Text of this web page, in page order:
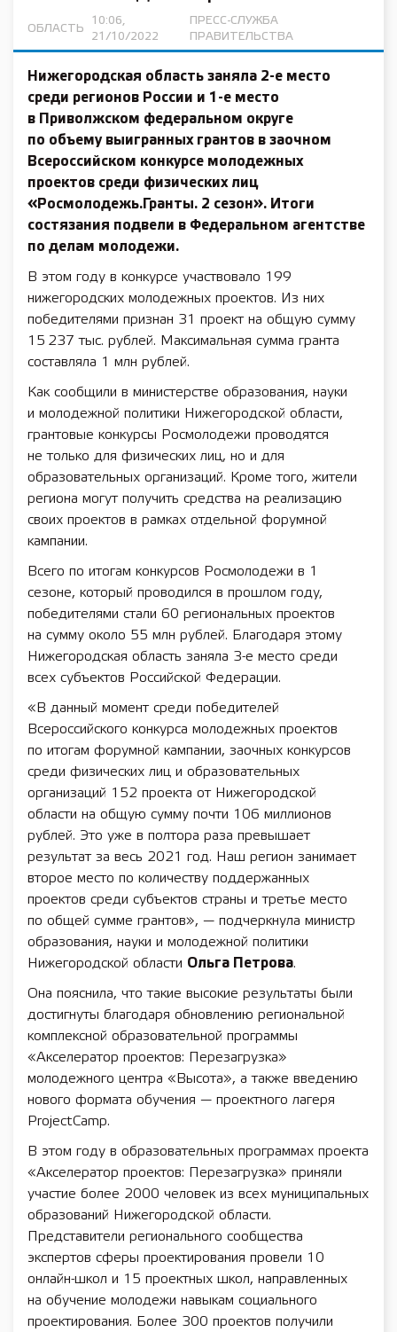
ОБЛАСТЬ
10:06,
21/10/2022
ПРЕСС-СЛУЖБА
ПРАВИТЕЛЬСТВА
Нижегородская область заняла 2-е место
среди регионов России и 1-е место
в Приволжском федеральном округе
по объему выигранных грантов в заочном
Всероссийском конкурсе молодежных
проектов среди физических лиц
«Росмолодежь.Гранты. 2 сезон». Итоги
состязания подвели в Федеральном агентстве
по делам молодежи.
В этом году в конкурсе участвовало 199
нижегородских молодежных проектов. Из них
победителями признан 31 проект на общую сумму
15 237 тыс. рублей. Максимальная сумма гранта
составляла 1 млн рублей.
Как сообщили в министерстве образования, науки
и молодежной политики Нижегородской области,
грантовые конкурсы Росмолодежи проводятся
не только для физических лиц, но и для
образовательных организаций. Кроме того, жители
региона могут получить средства на реализацию
своих проектов в рамках отдельной форумной
кампании.
Всего по итогам конкурсов Росмолодежи в 1
сезоне, который проводился в прошлом году,
победителями стали 60 региональных проектов
на сумму около 55 млн рублей. Благодаря этому
Нижегородская область заняла 3-е место среди
всех субъектов Российской Федерации.
«В данный момент среди победителей
Всероссийского конкурса молодежных проектов
по итогам форумной кампании, заочных конкурсов
среди физических лиц и образовательных
организаций 152 проекта от Нижегородской
области на общую сумму почти 106 миллионов
рублей. Это уже в полтора раза превышает
результат за весь 2021 год. Наш регион занимает
второе место по количеству поддержанных
проектов среди субъектов страны и третье место
по общей сумме грантов», — подчеркнула министр
образования, науки и молодежной политики
Нижегородской области Ольга Петрова.
Она пояснила, что такие высокие результаты были
достигнуты благодаря обновлению региональной
комплексной образовательной программы
«Акселератор проектов: Перезагрузка»
молодежного центра «Высота», а также введению
нового формата обучения — проектного лагеря
ProjectCamp.
В этом году в образовательных программах проекта
«Акселератор проектов: Перезагрузка» приняли
участие более 2000 человек из всех муниципальных
образований Нижегородской области.
Представители регионального сообщества
экспертов сферы проектирования провели 10
онлайн-школ и 15 проектных школ, направленных
на обучение молодежи навыкам социального
проектирования. Более 300 проектов получили